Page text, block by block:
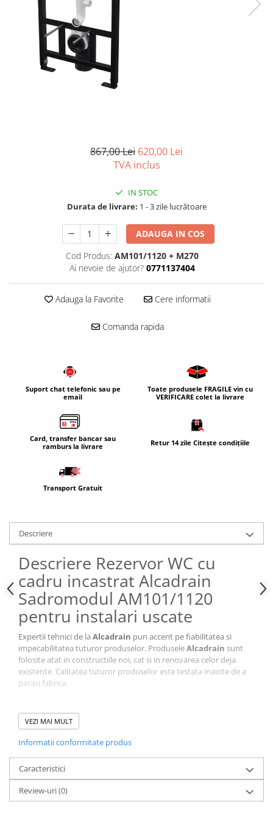
Capace wc
Bideuri
Bideuri suspendate
Bideuri statative
Usi batante
Usi culisante
Usi pliabile
Pereti ficsi
867,00 Lei 620,00 Lei
TVA inclus
IN STOC
Durata de livrare: 1 - 3 zile lucrătoare
ADAUGA IN COS
Cod Produs: AM101/1120 + M270
Ai nevoie de ajutor? 0771137404
Adauga la Favorite Cere informatii
Comanda rapida
Suport chat telefonic sau pe
email
Toate produsele FRAGILE vin cu
VERIFICARE colet la livrare
Card, transfer bancar sau
ramburs la livrare
Retur 14 zile Citește condițiile
Transport Gratuit
Descriere
Descriere Rezervor WC cu
cadru incastrat Alcadrain
Sadromodul AM101/1120
pentru instalari uscate
Expertii tehnici de la Alcadrain pun accent pe fiabilitatea si
impecabilitatea tuturor produselor. ProduseleAlcadrain sunt
folosite atat in constructiile noi, cat si in renovarea celor deja
existente. Calitatea tuturor produselor este testata inainte de a
parasi fabrica.
TelulAlcadraineste acela de a crea produse care sunt durabile si
raspund nevoilor oricarei bai moderne.
Specificatii tehnice Rezervor WC cu cadru incastrat
Alcadrain Sadromodul AM101/1120 pentru instalari uscate:
VEZI MAI MULT
Informatii conformitate produs
Caracteristici
Review-uri(0)